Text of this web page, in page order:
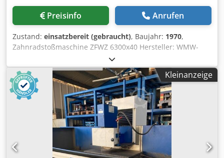
Preisinfo Anrufen
Zustand: einsatzbereit (gebraucht), Baujahr: 1970,
Zahnradstoßmaschine ZFWZ 6300x40 Hersteller: WMW-
MODUL Modell: ZFWZ 6300x40/1 Baujahr: 1970 Max.
Werkstückdurchmesser: 7.100 mm Zahnbreite: 1.500 mm
Max. Modul: 45 Tischdurchmesser: 5.300 mm Fräser-Ø x
Breite: 400x500 mm Max. Schrägungswinkel: 45°
Fräserdurchmesser: 500 mm Fräserdrehzahlen: 9–63
U/min Gesamtanschlusswert: 47 kW Codpfx Anoxln Iwstorf
Maschinengewicht: 160 t Ausstattung: Standard-
Wälzfräskopf, tangentialer Fräskopf,
Innenbearbeitungskopf, Wechselrädersatz, Stützen. Video
verfügbar.
Kleinanzeige